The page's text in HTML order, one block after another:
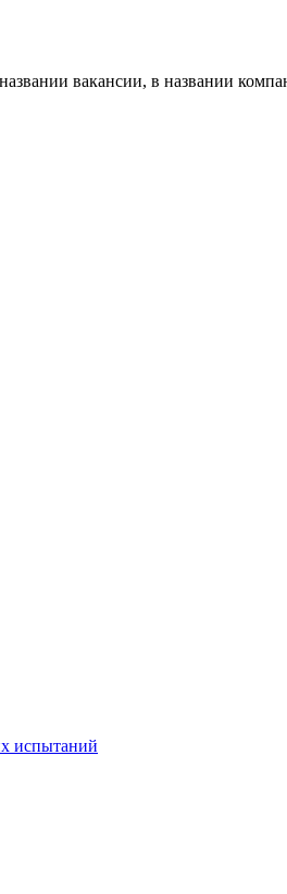
вакансии, в названии
испытаний